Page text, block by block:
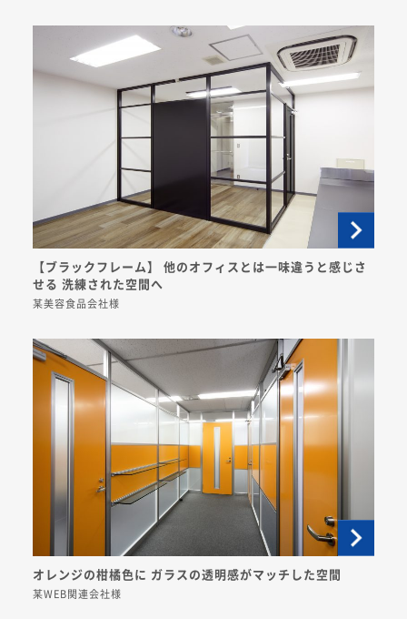
【ブラックフレーム】 他のオフィスとは一味違うと感じさ
せる 洗練された空間へ
某美容食品会社様
オレンジの柑橘色に ガラスの透明感がマッチした空間
某WEB関連会社様